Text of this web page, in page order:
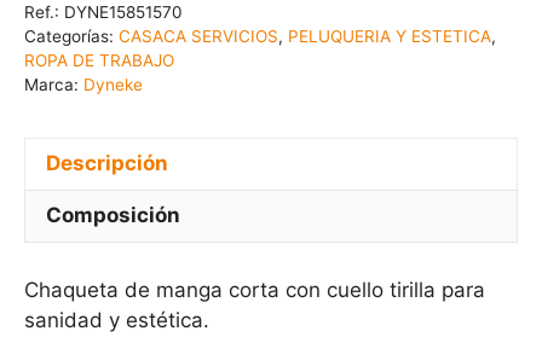
Ref.: DYNE15851570
Categorías: CASACA SERVICIOS, PELUQUERIA Y ESTETICA,
ROPA DE TRABAJO
Marca: Dyneke
Descripción
Composición
Chaqueta de manga corta con cuello tirilla para
sanidad y estética.